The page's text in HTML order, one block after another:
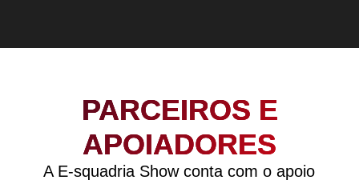
PARCEIROS E
APOIADORES
A E-squadria Show conta com o apoio